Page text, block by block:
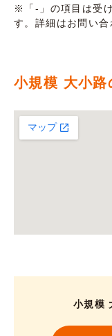
※「-」の項目は受
す。詳細はお問い合
小規模 大小路
小規模